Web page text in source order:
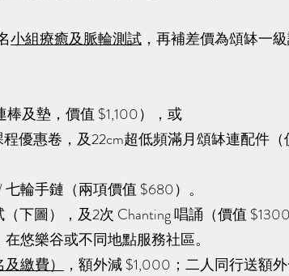
小組療癒及脈輪測試 ，再補差價為頌缽一
及墊，價值 $1,100），或
優惠卷，及22cm超低頻滿月頌缽連配件（
輪手鏈（兩項價值 $680）。
下圖），及2次 Chanting 唱誦（價值
悠樂谷或不同地點服務社區。
繳費）
，額外減 $1,000；二人同行送額